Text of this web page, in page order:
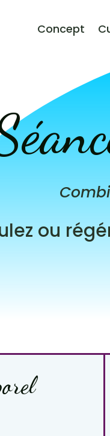
Concept
ou